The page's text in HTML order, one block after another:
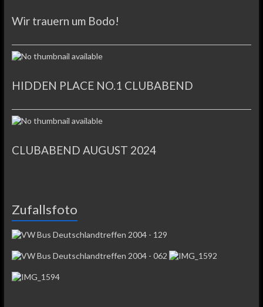
Wir trauern um Bodo!
HIDDEN PLACE NO.1 CLUBABEND
CLUBABEND AUGUST 2024
Zufallsfoto